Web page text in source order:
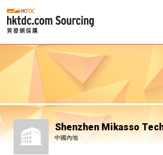
Shenzhen Mikasso
中國內地